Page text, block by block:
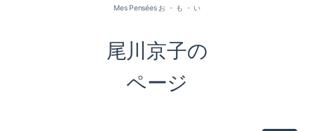
尾川京子の
ページ
Mes Pensées お ・ も ・ い